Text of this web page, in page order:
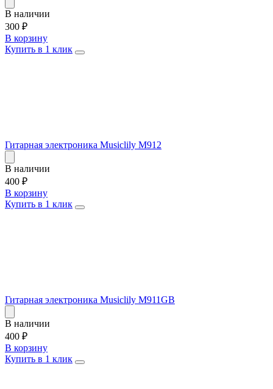
В наличии
300 ₽
В корзину
Купить в 1 клик
Гитарная электроника Musiclily M912
В наличии
400 ₽
В корзину
Купить в 1 клик
Гитарная электроника Musiclily M911GB
В наличии
400 ₽
В корзину
Купить в 1 клик